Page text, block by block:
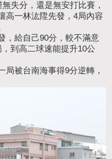
失分，還是無安打比賽，
高一林汯陞先發，4局內容
，給自己90分，較不滿意
到高二球速能提升10公
被台南海事得9分逆轉，